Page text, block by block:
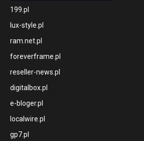
199.pl
lux-style.pl
ram.net.pl
foreverframe.pl
reseller-news.pl
digitalbox.pl
e-bloger.pl
localwire.pl
gp7.pl